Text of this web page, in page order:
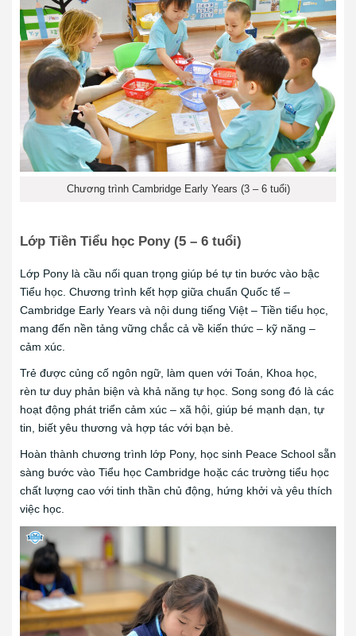
Chương trình Cambridge Early Years (3 – 6 tuổi)
Lớp Tiền Tiểu học Pony (5 – 6 tuổi)
Lớp Pony là cầu nối quan trọng giúp bé tự tin bước vào bậc
Tiểu học. Chương trình kết hợp giữa chuẩn Quốc tế –
Cambridge Early Years và nội dung tiếng Việt – Tiền tiểu học,
mang đến nền tảng vững chắc cả về kiến thức – kỹ năng –
cảm xúc.
Trẻ được củng cố ngôn ngữ, làm quen với Toán, Khoa học,
rèn tư duy phản biện và khả năng tự học. Song song đó là các
hoạt động phát triển cảm xúc – xã hội, giúp bé mạnh dạn, tự
tin, biết yêu thương và hợp tác với bạn bè.
Hoàn thành chương trình lớp Pony, học sinh Peace School sẵn
sàng bước vào Tiểu học Cambridge hoặc các trường tiểu học
chất lượng cao với tinh thần chủ động, hứng khởi và yêu thích
việc học.